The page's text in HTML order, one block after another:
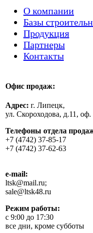
О компании
Базы
Продукция
Партнеры
Контакты
Офис продаж:
Адрес: г. Липецк,
ул. Скороходова, д.11, оф.
Телефоны отдела
+7 (4742) 37-85-17
+7 (4742) 37-62-63
e-mail:
ltsk@mail.ru;
sale@ltsk48.ru
Режим работы:
с 9:00 до 17:30
все дни, кроме субботы